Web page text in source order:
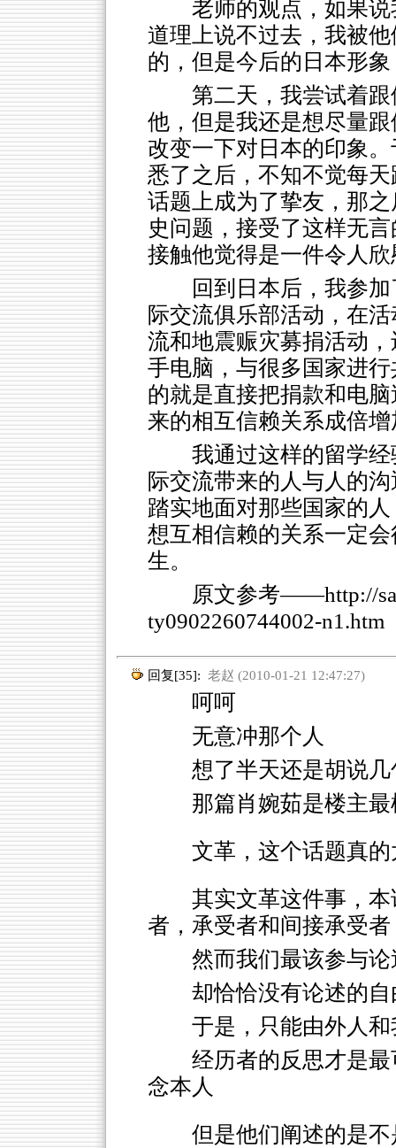
老师的观点，如果
道理上说不过去，我被
的，但是今后的日本形
第二天，我尝试着
他，但是我还是想尽量
改变一下对日本的印象
悉了之后，不知不觉每
话题上成为了挚友，那
史问题，接受了这样无
接触他觉得是一件令人
回到日本后，我参
际交流俱乐部活动，在
流和地震赈灾募捐活动
手电脑，与很多国家进
的就是直接把捐款和电
来的相互信赖关系成倍增
我通过这样的留学
际交流带来的人与人的
踏实地面对那些国家的
想互相信赖的关系一定
生。
原文参考——http://
ty0902260744002-n1.htm
回复[35]: 老赵 (2010-01-21 12:47:27)
呵呵
无意冲那个人
想了半天还是胡说几
那篇肖婉茹是楼主
文革，这个话题真
其实文革这件事，
者，承受者和间接承受者
然而我们最该参与
却恰恰没有论述的
于是，只能由外人
经历者的反思才是
念本人
但是他们阐述的是